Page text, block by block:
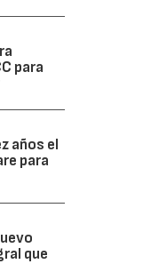
para
años el
para
que